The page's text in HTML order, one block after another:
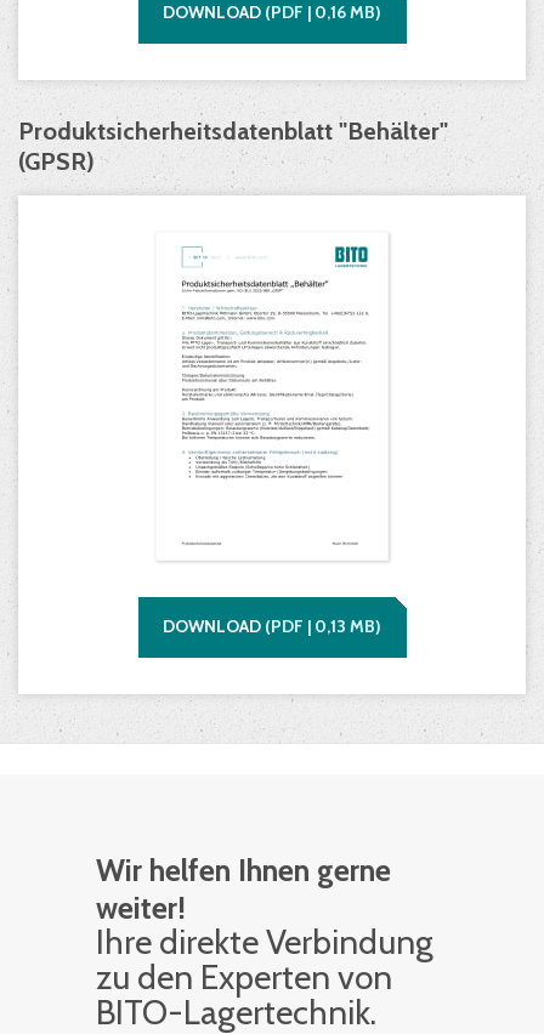
DOWNLOAD (PDF | 0,16MB)
Produktsicherheitsdatenblatt "Behälter"
(GPSR)
DOWNLOAD (PDF | 0,13 MB)
Wir helfen Ihnen gerne
weiter!
Ihre di­rek­te Ver­bin­dung
zu den Ex­per­ten von
BITO-La­ger­tech­nik.